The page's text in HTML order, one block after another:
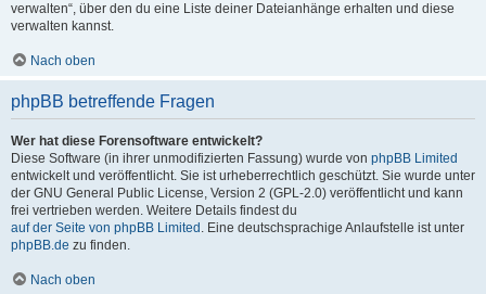
verwalten“, über den du eine Liste deiner Dateianhänge erhalten und diese
verwalten kannst.
Nach oben
phpBB betreffende Fragen
Wer hat diese Forensoftware entwickelt?
Diese Software (in ihrer unmodifizierten Fassung) wurde von phpBB Limited
entwickelt und veröffentlicht. Sie ist urheberrechtlich geschützt. Sie wurde unter
der GNU General Public License, Version 2 (GPL-2.0) veröffentlicht und kann
frei vertrieben werden. Weitere Details findest du
auf der Seite von phpBB Limited . Eine deutschsprachige Anlaufstelle ist unter
phpBB.de zu finden.
Nach oben